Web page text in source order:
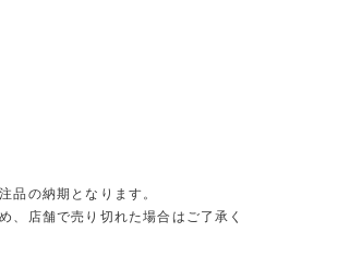
品の納期となります。
、店舗で売り切れた場合はご了承く